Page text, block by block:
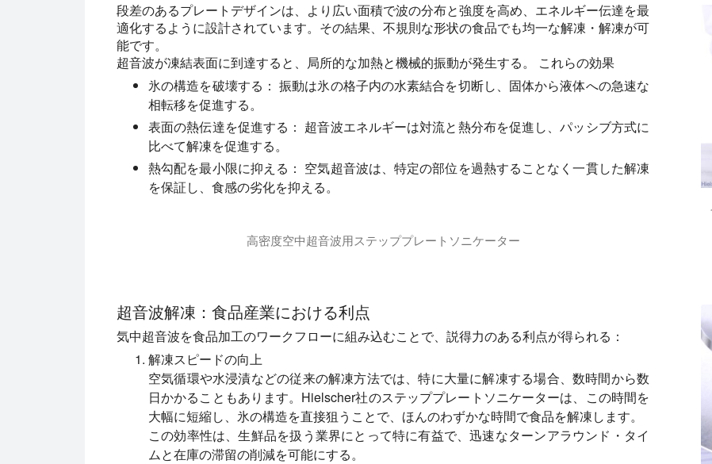
段差のあるプレートデザインは、より広い面積で波の分布と強度を高め、エネルギー伝達を最
適化するように設計されています。その結果、不規則な形状の食品でも均一な解凍・解凍が可
能です。
超音波が凍結表面に到達すると、局所的な加熱と機械的振動が発生する。 これらの効果
氷の構造を破壊する： 振動は氷の格子内の水素結合を切断し、固体から液体への急速な
相転移を促進する。
表面の熱伝達を促進する： 超音波エネルギーは対流と熱分布を促進し、パッシブ方式に
比べて解凍を促進する。
熱勾配を最小限に抑える： 空気超音波は、特定の部位を過熱することなく一貫した解凍
を保証し、食感の劣化を抑える。
高密度空中超音波用ステッププレートソニケーター
超音波解凍：食品産業における利点
気中超音波を食品加工のワークフローに組み込むことで、説得力のある利点が得られる：
解凍スピードの向上
空気循環や水浸漬などの従来の解凍方法では、特に大量に解凍する場合、数時間から数
日かかることもあります。Hielscher社のステッププレートソニケーターは、この時間を
大幅に短縮し、氷の構造を直接狙うことで、ほんのわずかな時間で食品を解凍します。
この効率性は、生鮮品を扱う業界にとって特に有益で、迅速なターンアラウンド・タイ
ムと在庫の滞留の削減を可能にする。